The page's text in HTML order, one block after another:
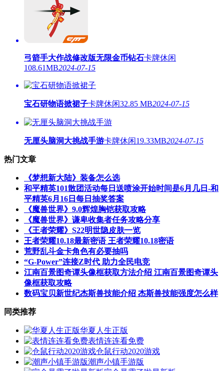
弓箭手大作战修改版无限金币钻石卡牌休闲
108.61MB2024-07-15
宝石研物语掀裙子卡牌休闲32.85 MB2024-07-15
无厘头脑洞大挑战手游卡牌休闲19.33MB2024-07-15
热门文章
《梦想新大陆》装备怎么选
和平精英101散团活动每日送喷涂开始时间是6月几日-和
平精英6月16日每日抽奖答案
《魔兽世界》9.0辉煌胸铠获取攻略
《魔兽世界》谦卑收集者任务攻略分享
《王者荣耀》S22明世隐皮肤一览
王者荣耀10.18最新密语 王者荣耀10.18密语
荒野乱斗金卡角色有必要抽吗
“G-Power”连接Z时代 助力全民电竞
江南百景图奇谭头像框获取方法介绍 江南百景图奇谭头
像框获取攻略
数码宝贝新世纪杰斯兽技能介绍 杰斯兽技能强度怎么样
同类推荐
华夏人生正版
表情连连看免费
仓鼠行动2020游戏
潮声小镇手游版